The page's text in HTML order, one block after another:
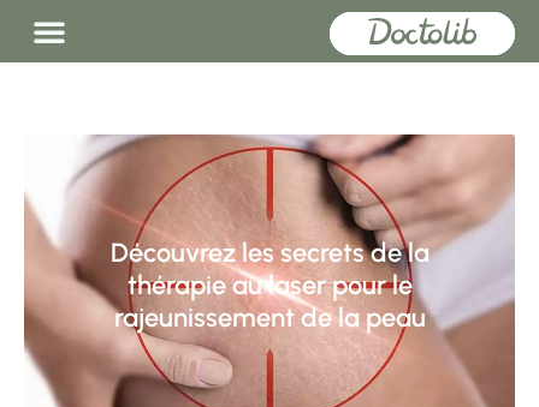
Découvrez les secrets de la
thérapie au laser pour le
rajeunissement de la peau